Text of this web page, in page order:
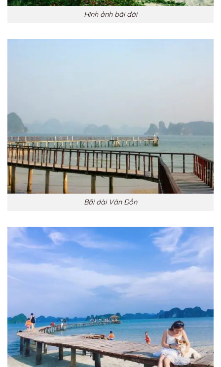
Hình ảnh bãi dài
Bãi dài Vân Đồn